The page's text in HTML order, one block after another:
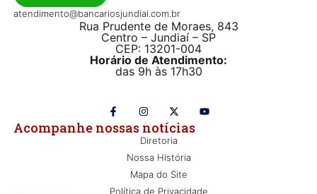
Diretoria
Nossa História
Mapa do Site
Política de Privacidade
Acompanhe nossas notícias
atendimento@bancariosjundiai.com.br
Rua Prudente de Moraes, 843
Centro – Jundiaí – SP
CEP: 13201-004
Horário de Atendimento:
das 9h às 17h30